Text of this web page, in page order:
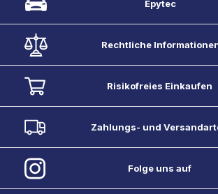
Epytec
Rechtliche
Risikofreies Einkaufen
Zahlungs- und
Folge uns auf